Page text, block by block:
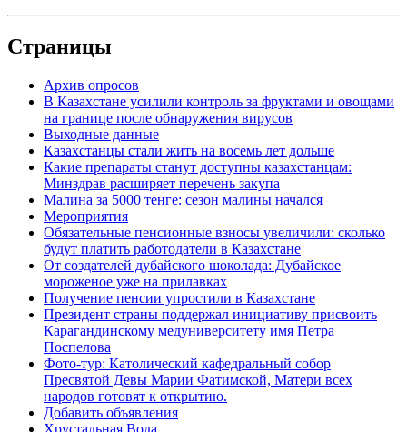
Страницы
Архив опросов
В Казахстане усилили контроль за фруктами и овощами
на границе после обнаружения вирусов
Выходные данные
Казахстанцы стали жить на восемь лет дольше
Какие препараты станут доступны казахстанцам:
Минздрав расширяет перечень закупа
Малина за 5000 тенге: сезон малины начался
Мероприятия
Обязательные пенсионные взносы увеличили: сколько
будут платить работодатели в Казахстане
От создателей дубайского шоколада: Дубайское
мороженое уже на прилавках
Получение пенсии упростили в Казахстане
Президент страны поддержал инициативу присвоить
Карагандинскому медуниверситету имя Петра
Поспелова
Фото-тур: Католический кафедральный собор
Пресвятой Девы Марии Фатимской, Матери всех
народов готовят к открытию.
Добавить объявления
Хрустальная Вода